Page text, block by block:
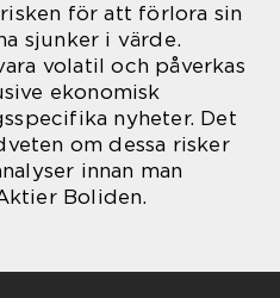
för att förlora sin
sjunker i värde.
volatil och påverkas
ekonomisk
nyheter. Det
om dessa risker
innan man
Boliden.